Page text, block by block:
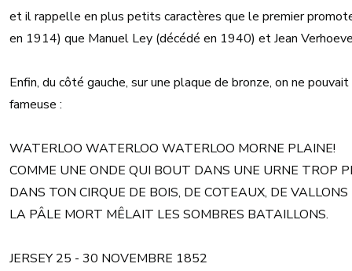
et il rappelle en plus petits caractères que le premier
en 1914) que Manuel Ley (décédé en 1940) et Jean
Enfin, du côté gauche, sur une plaque de bronze, on ne
fameuse :
WATERLOO WATERLOO WATERLOO MORNE PLAINE!
COMME UNE ONDE QUI BOUT DANS UNE URNE TROP
DANS TON CIRQUE DE BOIS, DE COTEAUX, DE VALLONS
LA PÂLE MORT MÊLAIT LES SOMBRES BATAILLONS.
JERSEY 25 - 30 NOVEMBRE 1852